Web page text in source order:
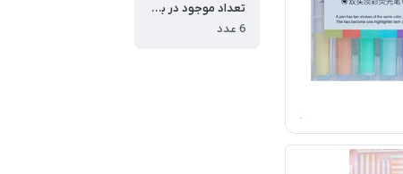
تعداد موجود در بسته
6 عدد